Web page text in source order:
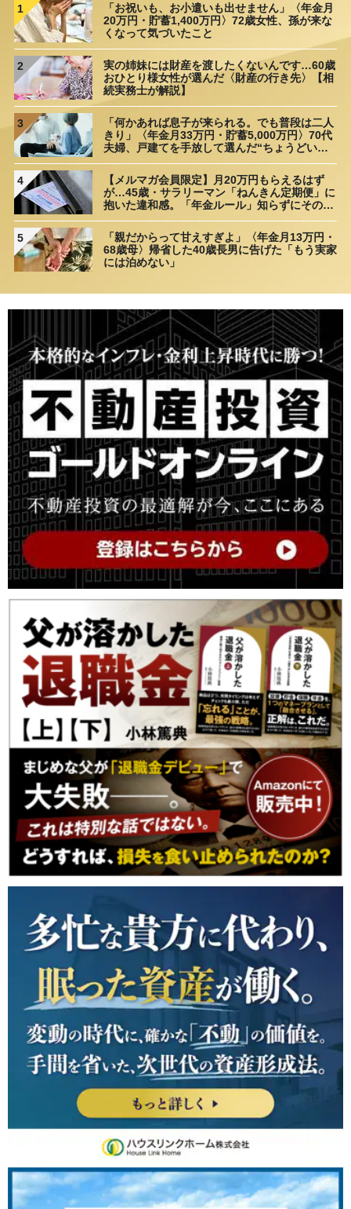
1
「お祝いも、お小遣いも出せません」〈年金月
20万円・貯蓄1,400万円〉72歳女性、孫が来な
くなって気づいたこと
2
実の姉妹には財産を渡したくないんです…60歳
おひとり様女性が選んだ〈財産の行き先〉【相
続実務士が解説】
3
「何かあれば息子が来られる。でも普段は二人
きり」〈年金月33万円・貯蓄5,000万円〉70代
夫婦、戸建てを手放して選んだ“ちょうどいい
4
【メルマガ会員限定】月20万円もらえるはず
が…45歳・サラリーマン「ねんきん定期便」に
抱いた違和感。「年金ルール」知らずにそのま
然「何かの間違いでは？」
5
「親だからって甘えすぎよ」〈年金月13万円・
68歳母〉帰省した40歳長男に告げた「もう実家
には泊めない」